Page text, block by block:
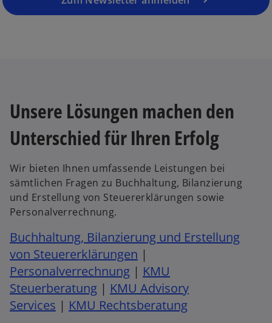
e
t
is
r
t
g
ö
ff
n
t
Unsere Lösungen machen den
Unterschied für Ihren Erfolg
Wir bieten Ihnen umfassende Leistungen bei
sämtlichen Fragen zu Buchhaltung, Bilanzierung
und Erstellung von Steuererklärungen sowie
Personalverrechnung.
Buchhaltung, Bilanzierung und Erstellung
von Steuererklärungen |
Personalverrechnung | KMU
Steuerberatung | KMU Advisory
Services | KMU Rechtsberatung